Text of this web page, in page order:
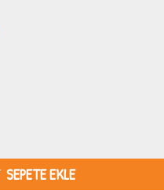
SEPETE EKLE